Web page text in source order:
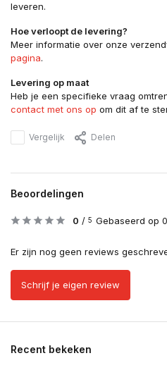
leveren.
Hoe verloopt de levering?
Meer informatie over onze
pagina.
Levering op maat
Heb je een specifieke vraag
contact met ons op om dit af te
Vergelijk Delen
Beoordelingen
0 / 5 Gebaseerd op
Er zijn nog geen reviews
Schrijf je eigen review
Recent bekeken